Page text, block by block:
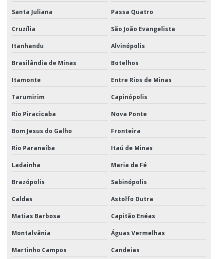
Santa Juliana Passa Quatro
Cruzília São João Evangelista
Itanhandu Alvinópolis
Brasilândia de Minas Botelhos
Itamonte Entre Rios de Minas
Tarumirim Capinópolis
Rio Piracicaba Nova Ponte
Bom Jesus do Galho Fronteira
Rio Paranaíba Itaú de Minas
Ladainha Maria da Fé
Brazópolis Sabinópolis
Caldas Astolfo Dutra
Matias Barbosa Capitão Enéas
Montalvânia Águas Vermelhas
Martinho Campos Candeias